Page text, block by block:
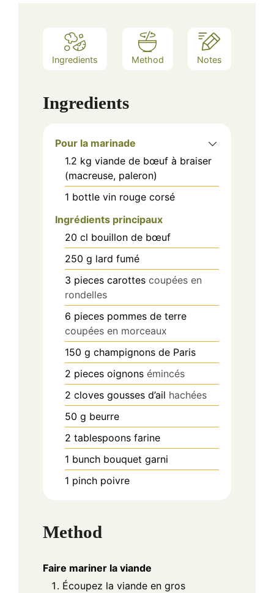
Ingredients Method Notes
Ingredients
Pour la marinade
1.2 kg viande de bœuf à braiser
(macreuse, paleron)
1 bottle vin rouge corsé
Ingrédients principaux
20 cl bouillon de bœuf
250 g lard fumé
3 pieces carottes coupées en
rondelles
6 pieces pommes de terre
coupées en morceaux
150 g champignons de Paris
2 pieces oignons émincés
2 cloves gousses d’ail hachées
50 g beurre
2 tablespoons farine
1 bunch bouquet garni
1 pinch poivre
Method
Faire mariner la viande
Écoupez la viande en gros